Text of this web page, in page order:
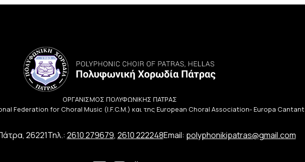
ΟΡΓΑΝΙΣΜΟΣ ΠΟΛΥΦΩΝΙΚΗΣ ΠΑΤΡΑΣ
Federation for Choral Music (I.F.C.M.) και της European Choral Association- Europa Cantant
26221Τηλ.: 2610 279679, 2610 222248Email: polyphonikipatras@gmail.com